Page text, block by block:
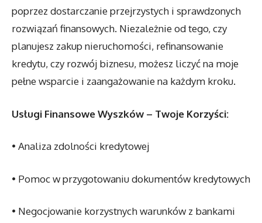
poprzez dostarczanie przejrzystych i sprawdzonych
rozwiązań finansowych. Niezależnie od tego, czy
planujesz zakup nieruchomości, refinansowanie
kredytu, czy rozwój biznesu, możesz liczyć na moje
pełne wsparcie i zaangażowanie na każdym kroku.
Usługi Finansowe Wyszków – Twoje Korzyści:
• Analiza zdolności kredytowej
• Pomoc w przygotowaniu dokumentów kredytowych
• Negocjowanie korzystnych warunków z bankami